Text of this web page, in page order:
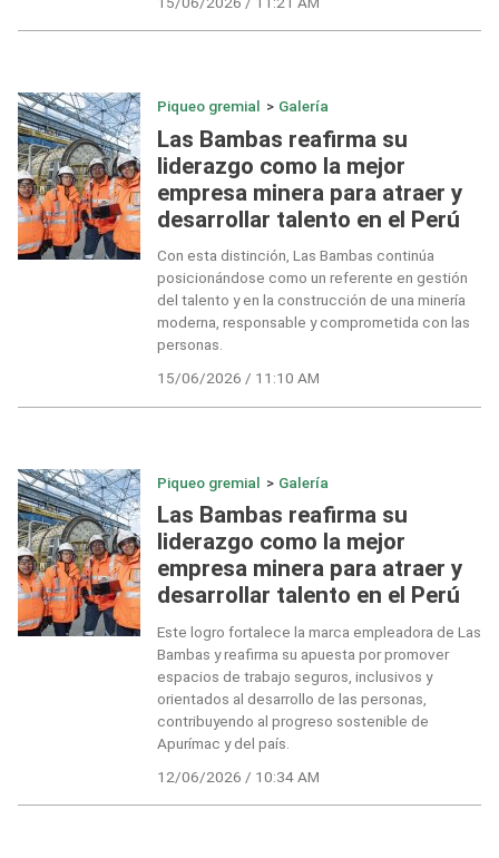
Piqueo gremial > Galería
Las Bambas reafirma su
liderazgo como la mejor
empresa minera para atraer y
desarrollar talento en el Perú
Con esta distinción, Las Bambas continúa
posicionándose como un referente en gestión
del talento y en la construcción de una minería
moderna, responsable y comprometida con las
personas.
15/06/2026 / 11:10 AM
Piqueo gremial > Galería
Las Bambas reafirma su
liderazgo como la mejor
empresa minera para atraer y
desarrollar talento en el Perú
Este logro fortalece la marca empleadora de Las
Bambas y reafirma su apuesta por promover
espacios de trabajo seguros, inclusivos y
orientados al desarrollo de las personas,
contribuyendo al progreso sostenible de
Apurímac y del país.
12/06/2026 / 10:34 AM